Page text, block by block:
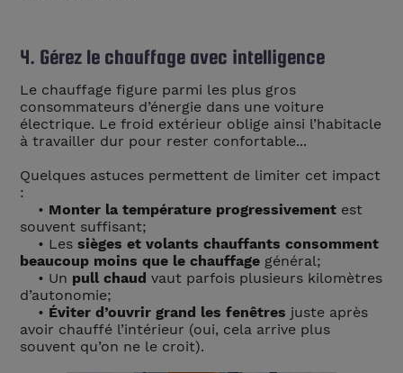
4. Gérez le chauffage avec intelligence
Le chauffage figure parmi les plus gros
consommateurs d’énergie dans une voiture
électrique. Le froid extérieur oblige ainsi l’habitacle
à travailler dur pour rester confortable...
Quelques astuces permettent de limiter cet impact
:
• Monter la température progressivement est
souvent suffisant;
• Lessièges et volants chauffants consomment
beaucoup moins que le chauffage général;
• Un pull chaud vaut parfois plusieurs kilomètres
d’autonomie;
• Éviter d’ouvrir grand les fenêtres juste après
avoir chauffé l’intérieur (oui, cela arrive plus
souvent qu’on ne le croit).